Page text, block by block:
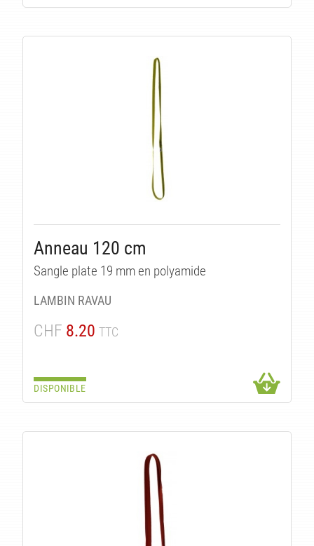
Anneau 120 cm
Sangle plate 19 mm en polyamide
LAMBIN RAVAU
CHF 8.20 TTC
DISPONIBLE